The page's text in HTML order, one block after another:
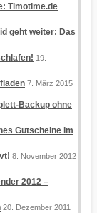
Timotime.de
geht weiter: Das
19.
7. März 2015
Backup ohne
Gutscheine im
8. November 2012
2012 –
20. Dezember 2011